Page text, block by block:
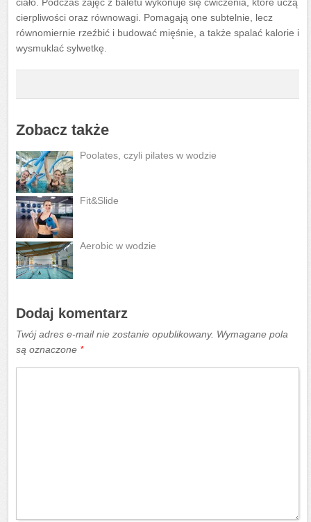
cierpliwości oraz równowagi. Pomagają one subtelnie, lecz
równomiernie rzeźbić i budować mięśnie, a także spalać kalorie i
wysmuklać sylwetkę.
Zobacz także
Poolates, czyli pilates w wodzie
Fit&Slide
Aerobic w wodzie
Dodaj komentarz
Twój adres e-mail nie zostanie opublikowany. Wymagane pola
są oznaczone *